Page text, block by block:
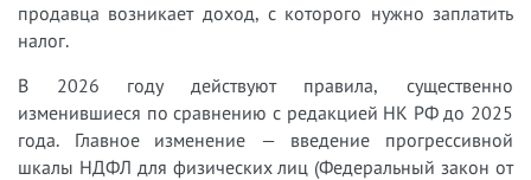
продавца возникает доход, с которого нужно заплатить
налог.
В 2026 году действуют правила, существенно
изменившиеся по сравнению с редакцией НК РФ до 2025
года. Главное изменение — введение прогрессивной
шкалы НДФЛ для физических лиц (Федеральный закон от